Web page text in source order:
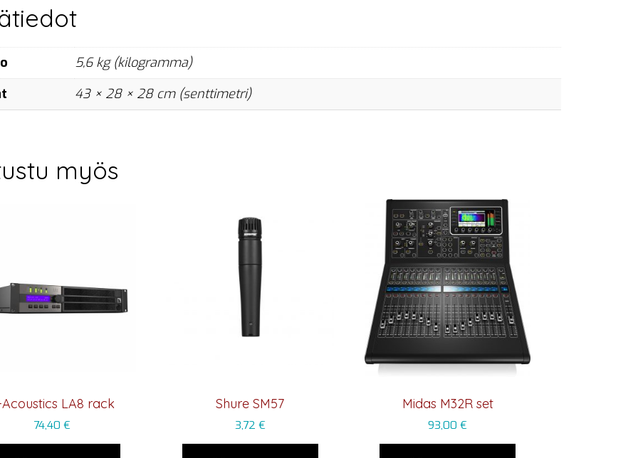
5,6 kg (kilogramma)
43 × 28 × 28 cm (senttimetri)
myös
LA8 rack
74,40€
Shure SM57
3,72 €
Midas M32R set
93,00€